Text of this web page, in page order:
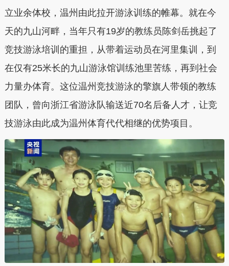
立业余体校，温州由此拉开游泳训练的帷幕。就在今
天的九山河畔，当年只有19岁的教练员陈剑岳挑起了
竞技游泳培训的重担，从带着运动员在河里集训，到
在仅有25米长的九山游泳馆训练池里苦练，再到社会
力量办体育。这位温州竞技游泳的擎旗人带领的教练
团队，曾向浙江省游泳队输送近70名后备人才，让竞
技游泳由此成为温州体育代代相继的优势项目。